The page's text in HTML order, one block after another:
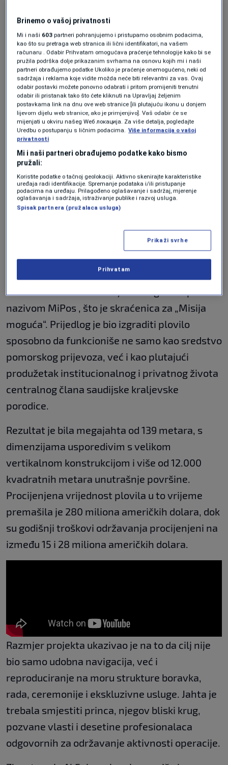
Najmanje more na svijetu je
Malog Sudnjeg dana - serije
zemljotres koji su trajali 45 dana i
ubili 10.000 ljudi
NAUKA |2. jun.
Najiznenađujući detalj nije bilo samo
postojanje medicinske njege unutar privatne
jahte, već i njena hijerarhijska podjela.
Postojala je jedinica namijenjena princu, druga
za goste i saudijske vlasti, te treća za posadu,
dok je prostor rezerviran za vlasnika uključivao
podvodnu traku za trčanje razvijenu za
fizioterapiju.
Luksuzni projekat
izvanrednih razmjera
Brod Al Salamah nastao je 1998. godine pod
nazivom MiPos , što je skraćenica za „Misija
moguća“. Prijedlog je bio izgraditi plovilo
sposobno da funkcioniše ne samo kao sredstvo
pomorskog prijevoza, već i kao plutajući
produžetak institucionalnog i privatnog života
centralnog člana saudijske kraljevske
porodice.
Rezultat je bila megajahta od 139 metara, s
dimenzijama usporedivim s velikom
vertikalnom konstrukcijom i više od 12.000
kvadratnih metara unutrašnje površine.
Procijenjena vrijednost plovila u to vrijeme
premašila je 280 miliona američkih dolara, dok
su godišnji troškovi održavanja procijenjeni na
između 15 i 28 miliona američkih dolara.
Razmjer projekta ukazivao je na to da cilj nije
bio samo udobna navigacija, već i
reproduciranje na moru strukture boravka,
rada, ceremonije i ekskluzivne usluge. Jahta je
trebala smjestiti princa, njegov bliski krug,
pozvane vlasti i desetine profesionalaca
odgovornih za održavanje aktivnosti operacije.
Brinemo o vašoj privatnosti
Mi i naši 603 partneri pohranjujemo i pristupamo osobnim podacima,
kao što su pretraga web stranica ili lični identifikatori, na vašem
računaru . Odabir Prihvatam omogućava praćenje tehnologije kako bi se
pružila podrška dolje prikazanim svrhama na osnovu kojih mi i naši
partneri obrađujemo podatke Ukoliko je praćenje onemogućeno, neki od
sadržaja i reklama koje vidite možda neće biti relevantni za vas. Ovaj
odabir postavki možete ponovno odabrati i pritom promijeniti trenutni
odabir ili pristanak tako što ćete kliknuti na Upravljaj željenim
postavkama link na dnu ove web stranice [ili plutajuću ikonu u donjem
lijevom dijelu web stranice, ako je primjenjivo]. Vaš odabir će se
mijenjati u okviru našeg Wеб локација. Za više detalja, pogledajte
Uredbu o postupanju s ličnim podacima. Više informacija o vašoj
privatnosti
Mi i naši partneri obrađujemo podatke kako bismo
pružali:
Koristite podatke o tačnoj geolokaciji. Aktivno skenirajte karakteristike
uređaja radi identifikacije. Spremanje podataka i/ili pristupanje
podacima na uređaju. Prilagođeno oglašavanje i sadržaj, mjerenje
oglašavanja i sadržaja, istraživanje publike i razvoj usluga.
Spisak partnera (pružalaca usluga)
Prikaži svrhe
Prihvatam